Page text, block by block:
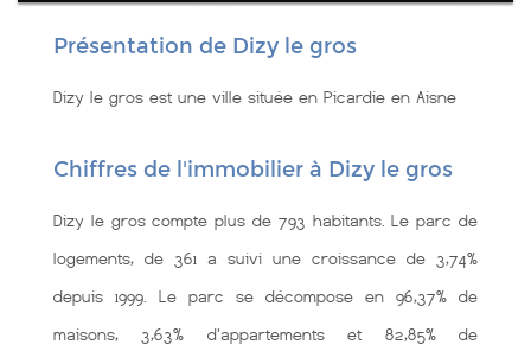
Présentation de Dizy le gros
Dizy le gros est une ville située en Picardie en Aisne
Chiffres de l'immobilier à Dizy le gros
Dizy le gros compte plus de 793 habitants. Le parc de
logements, de 361 a suivi une croissance de 3,74%
depuis 1999. Le parc se décompose en 96,37% de
maisons, 3,63% d'appartements et 82,85% de